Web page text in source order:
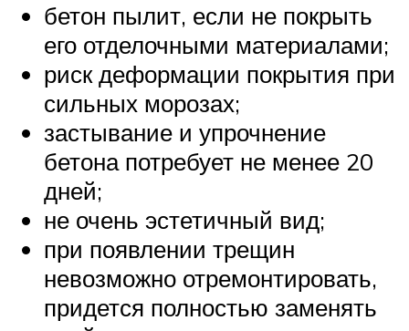
бетон пылит, если не покрыть
его отделочными материалами;
риск деформации покрытия при
сильных морозах;
застывание и упрочнение
бетона потребует не менее 20
дней;
не очень эстетичный вид;
при появлении трещин
невозможно отремонтировать,
придется полностью заменять